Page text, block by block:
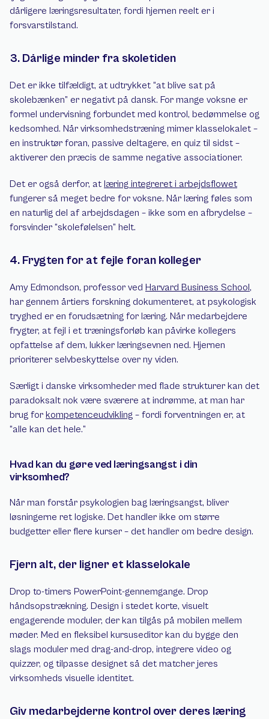
dårligere læringsresultater, fordi hjernen reelt er i
forsvarstilstand.
3. Dårlige minder fra skoletiden
Det er ikke tilfældigt, at udtrykket “at blive sat på
skolebænken” er negativt på dansk. For mange voksne er
formel undervisning forbundet med kontrol, bedømmelse og
kedsomhed. Når virksomhedstræning mimer klasselokalet –
en instruktør foran, passive deltagere, en quiz til sidst –
aktiverer den præcis de samme negative associationer.
Det er også derfor, at læring integreret i arbejdsflowet
fungerer så meget bedre for voksne. Når læring føles som
en naturlig del af arbejdsdagen – ikke som en afbrydelse –
forsvinder “skolefølelsen” helt.
4. Frygten for at fejle foran kolleger
Amy Edmondson, professor ved Harvard Business School,
har gennem årtiers forskning dokumenteret, at psykologisk
tryghed er en forudsætning for læring. Når medarbejdere
frygter, at fejl i et træningsforløb kan påvirke kollegers
opfattelse af dem, lukker læringsevnen ned. Hjernen
prioriterer selvbeskyttelse over ny viden.
Særligt i danske virksomheder med flade strukturer kan det
paradoksalt nok være sværere at indrømme, at man har
brug for kompetenceudvikling – fordi forventningen er, at
“alle kan det hele.”
Hvad kan du gøre ved læringsangst i din
virksomhed?
Når man forstår psykologien bag læringsangst, bliver
løsningerne ret logiske. Det handler ikke om større
budgetter eller flere kurser – det handler om bedre design.
Fjern alt, der ligner et klasselokale
Drop to-timers PowerPoint-gennemgange. Drop
håndsopstrækning. Design i stedet korte, visuelt
engagerende moduler, der kan tilgås på mobilen mellem
møder. Med en fleksibel kursuseditor kan du bygge den
slags moduler med drag-and-drop, integrere video og
quizzer, og tilpasse designet så det matcher jeres
virksomheds visuelle identitet.
Giv medarbejderne kontrol over deres læring